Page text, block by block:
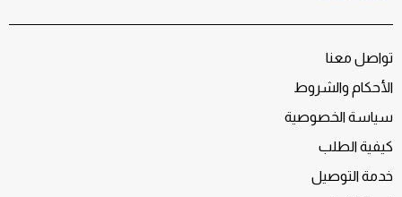
تواصل معنا
الأحكام والشروط
سياسة الخصوصية
كيفية الطلب
خدمة التوصيل